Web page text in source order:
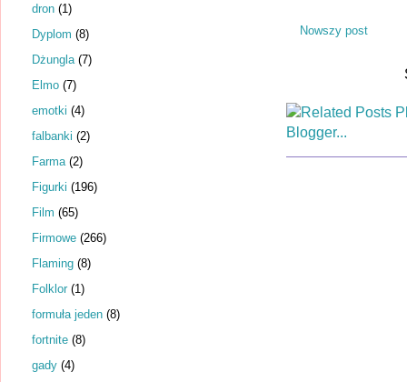
Nowszy post
dron (1)
Dyplom (8)
Dżungla (7)
Elmo (7)
emotki (4)
falbanki (2)
Farma (2)
Figurki (196)
Film (65)
Firmowe (266)
Flaming (8)
Folklor (1)
formuła jeden (8)
fortnite (8)
gady (4)